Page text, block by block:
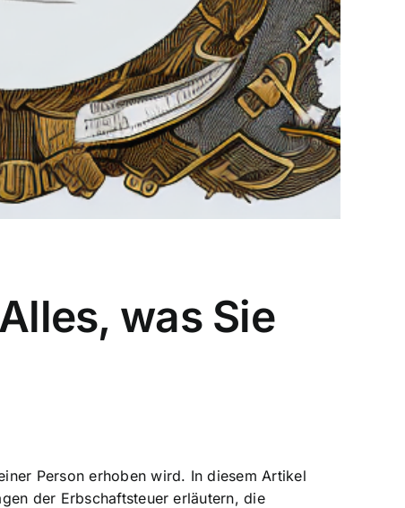
was Sie
Person erhoben wird. In diesem Artikel
der Erbschaftsteuer erläutern, die